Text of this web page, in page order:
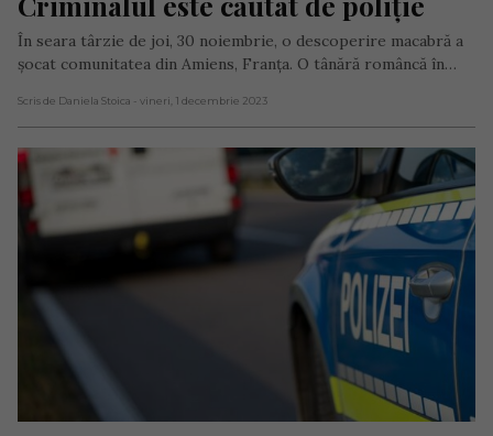
În seara târzie de joi, 30 noiembrie, o descoperire macabră a
șocat comunitatea din Amiens, Franța. O tânără româncă în…
Scris de Daniela Stoica - vineri, 1 decembrie 2023